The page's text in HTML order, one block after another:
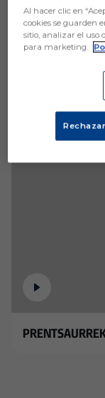
Al hacer clic en
cookies se guarden
sitio, analizar el uso
para marketing.